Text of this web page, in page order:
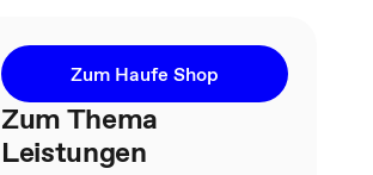
Zum Haufe Shop
Zum Thema
Leistungen